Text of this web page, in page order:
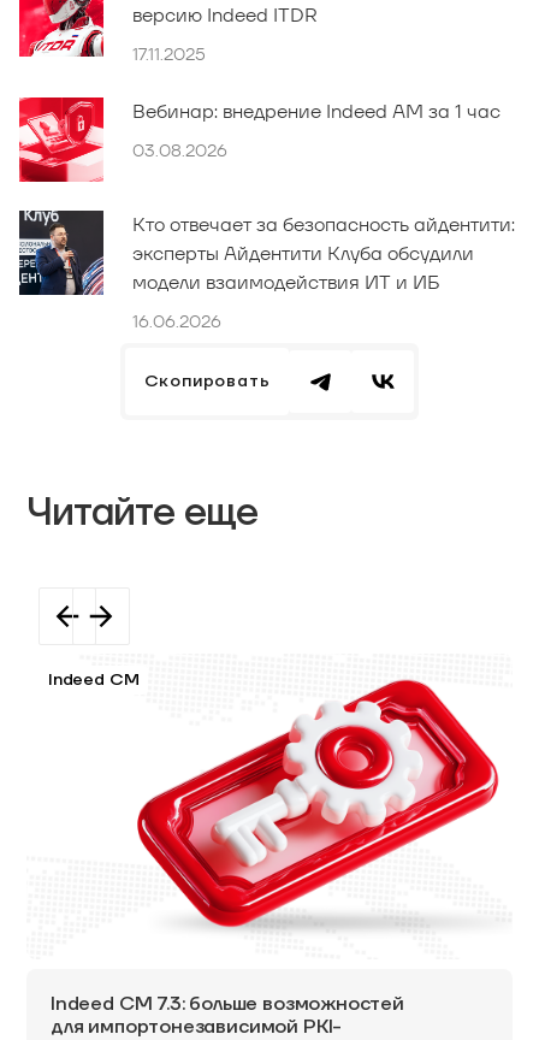
версию Indeed ITDR
17.11.2025
Вебинар: внедрение Indeed AM за 1 час
03.08.2026
Кто отвечает за безопасность айдентити:
эксперты Айдентити Клуба обсудили
модели взаимодействия ИТ и ИБ
16.06.2026
Скопировать
Читайте еще
Indeed CM
Indeed CM 7.3: больше возможностей
для импортонезависимой PKI-